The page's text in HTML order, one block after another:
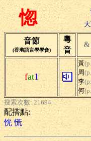
惚
音節
(香港語言學學會)
粵
音
&
fat1
黃
周
李
何
搜索次數: 21694
配搭點:
恍 慌